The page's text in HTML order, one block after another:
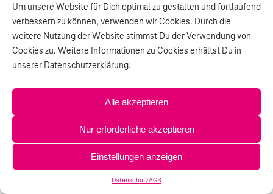
Um unsere Website für Dich optimal zu gestalten und fortlaufend
verbessern zu können, verwenden wir Cookies. Durch die
weitere Nutzung der Website stimmst Du der Verwendung von
Cookies zu. Weitere Informationen zu Cookies erhältst Du in
unserer Datenschutzerklärung.
Alle akzeptieren
Nur erforderliche akzeptieren
Einstellungen anzeigen
DatenschutzAGB